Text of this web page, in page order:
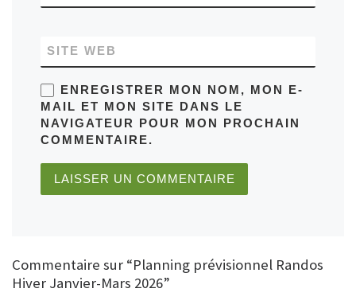
SITE WEB
ENREGISTRER MON NOM, MON E-
MAIL ET MON SITE DANS LE
NAVIGATEUR POUR MON PROCHAIN
COMMENTAIRE.
Commentaire sur “Planning prévisionnel Randos
Hiver Janvier-Mars 2026”